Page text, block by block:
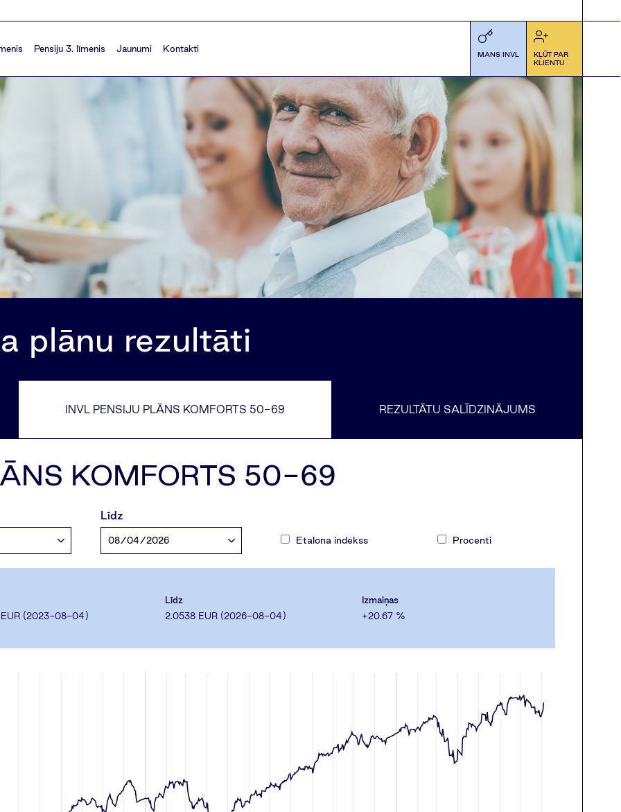
Pensiju 3. līmenis Jaunumi Kontakti
MANS INVL
KĻŪT PAR
KLIENTU
plānu rezultāti
INVL PENSIJU PLĀNS KOMFORTS 50-69 REZULTĀTU SALĪDZINĀJUMS
KOMFORTS 50-69
Līdz
Etalona indekss Procenti
EUR ( 2023-08-04 )
Līdz
2.0538 EUR ( 2026-08-04 )
Izmaiņas
+20.67 %